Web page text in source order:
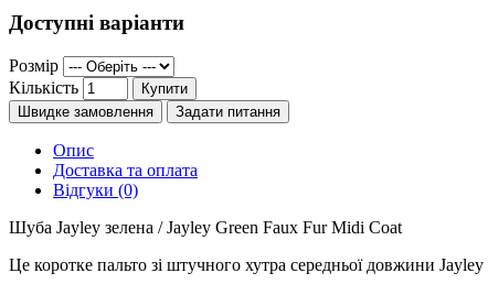
Доступні варіанти
Розмір
Кількість
Купити
Швидке замовлення
Задати питання
Опис
Доставка та оплата
Відгуки (0)
Шуба Jayley зелена / Jayley Green Faux Fur Midi Coat
Це коротке пальто зі штучного хутра середньої довжини